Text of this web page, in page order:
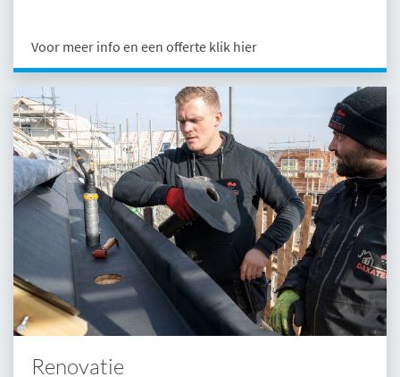
Voor meer info en een offerte klik hier
Renovatie